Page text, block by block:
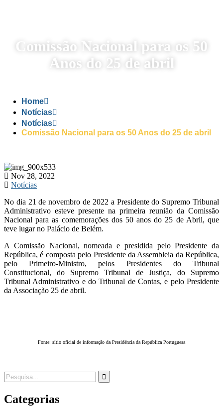
Comissão Nacional para os 50
Anos do 25 de abril
Home
Notícias
Notícias
Comissão Nacional para os 50 Anos do 25 de abril
Nov 28, 2022
Notícias
No dia 21 de novembro de 2022 a Presidente do Supremo Tribunal
Administrativo esteve presente na primeira reunião da Comissão
Nacional para as comemorações dos 50 anos do 25 de Abril, que
teve lugar no Palácio de Belém.
A Comissão Nacional, nomeada e presidida pelo Presidente da
República, é composta pelo Presidente da Assembleia da República,
pelo Primeiro-Ministro, pelos Presidentes do Tribunal
Constitucional, do Supremo Tribunal de Justiça, do Supremo
Tribunal Administrativo e do Tribunal de Contas, e pelo Presidente
da Associação 25 de abril.
Fonte: sítio oficial de informação da Presidência da República Portuguesa
Categorias